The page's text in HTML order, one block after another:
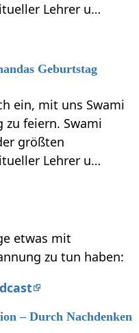
Lehrer u…
Geburtstag
ein, mit uns Swami
zu feiern. Swami
größten
Lehrer u…
etwas mit
zu tun haben:
– Durch Nachdenken